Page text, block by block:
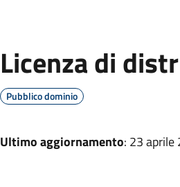
Licenza di
Pubblico dominio
Ultimo aggiornamento: 23 aprile